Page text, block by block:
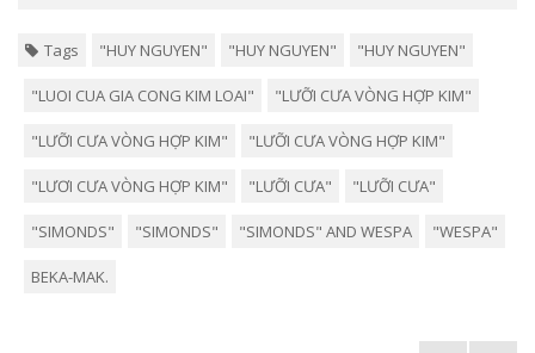
Tags "HUY NGUYEN" "HUY NGUYEN" "HUY NGUYEN"
"LUOI CUA GIA CONG KIM LOAI" "LƯỠI CƯA VÒNG HỢP KIM"
"LƯỠI CƯA VÒNG HỢP KIM" "LƯỠI CƯA VÒNG HỢP KIM"
"LƯƠI CƯA VÒNG HỢP KIM" "LƯỠI CƯA" "LƯỠI CƯA"
"SIMONDS" "SIMONDS" "SIMONDS" AND WESPA "WESPA"
BEKA-MAK.